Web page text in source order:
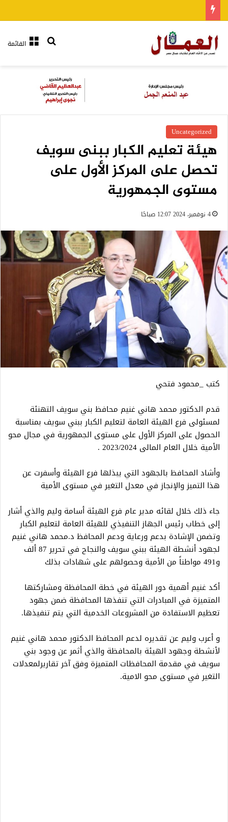
القائمةبحث عن
Uncategorized
هيئة تعليم الكبار ببنى سويف
تحصل على المركز الأول على
مستوى الجمهورية
4 نوفمبر، 2024 12:07 صباحًا
كتب _محمود فتحي
قدم الدكتور محمد هاني غنيم محافظ بني سويف التهنئة
لمسئولى فرع الهيئة العامة لتعليم الكبار ببني سويف بمناسبة
الحصول على المركز الأول على مستوى الجمهورية في مجال محو
الأمية خلال العام المالى 2023/2024 .
وأشاد المحافظ بالجهود التي يبذلها فرع الهيئة وأسفرت عن
هذا التميز والإنجاز في معدل التغير في مستوى الأمية
جاء ذلك خلال لقائه مدير عام فرع الهيئة أسامة وليم والذي أشار
إلى خطاب رئيس الجهاز التنفيذي للهيئة العامة لتعليم الكبار
وتضمن الإشادة بدعم ورعاية ودعم المحافظ د.محمد هاني غنيم
لجهود أنشطة الهيئة ببني سويف والنجاح في تحرير 87 ألف
و491 مواطناً من الأمية وحصولهم على شهادات بذلك
أكد غنيم أهمية دور الهيئة في خطة المحافظة ومشاركتها
المتميزة في المبادرات التي تنفذها المحافظة ضمن جهود
تعظيم الاستفادة من المشروعات الخدمية التي يتم تنفيذها.
و أعرب وليم عن تقديره لدعم المحافظ الدكتور محمد هاني غنيم
لأنشطة وجهود الهيئة بالمحافظة والذي أثمر عن وجود بني
سويف في مقدمة المحافظات المتميزة وفق آخر تقاريرلمعدلات
التغير في مستوى محو الامية.